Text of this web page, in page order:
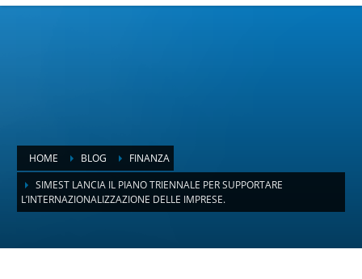
HOME BLOG
FINANZA
SIMEST LANCIA IL PIANO TRIENNALE PER SUPPORTARE
L’INTERNAZIONALIZZAZIONE DELLE IMPRESE.